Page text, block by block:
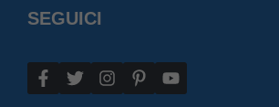
SEGUICI